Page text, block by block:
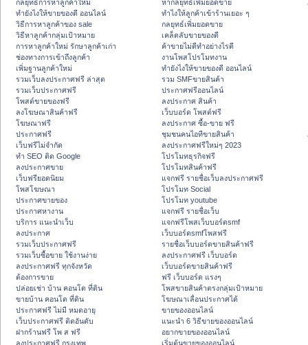
กลยุทธ์การหาลูกค้าใหม่
ทํายังไงให้ขายของดี ออนไลน์
วิธีการหาลูกค้าของ sale
วิธีหาลูกค้ากลุ่มเป้าหมาย
การหาลูกค้าใหม่ รักษาลูกค้าเก่า
ช่องทางการเข้าถึงลูกค้า
เพิ่มฐานลูกค้าใหม่
รวมเว็บลงประกาศฟรี ล่าสุด
รวมเว็บประกาศฟรี
โพสต์ขายของฟรี
ลงโฆษณาสินค้าฟรี
โฆษณาฟรี
ประกาศฟรี
เว็บฟรีไม่จำกัด
ทำ SEO ติด Google
ลงประกาศขาย
เว็บฟรียอดนิยม
โพสโฆษณา
ประกาศขายของ
ประกาศหางาน
บริการ แนะนำเว็บ
ลงประกาศ
รวมเว็บประกาศฟรี
รวมเว็บซื้อขาย ใช้งานง่าย
ลงประกาศฟรี ทุกจังหวัด
ต้องการขาย
ปล่อยเช่า บ้าน คอนโด ที่ดิน
ขายบ้าน คอนโด ที่ดิน
ประกาศฟรี ไม่มี หมดอายุ
เว็บประกาศฟรี ติดอันดับ
ฝากร้านฟรี โพ ส ฟรี
ลงประกาศฟรี กรุงเทพ
หากลยุทธ์เพิ่มยอดขาย
ทําไงให้ลูกค้าเข้าร้านเยอะ ๆ
กลยุทธ์เพิ่มยอดขาย
เคล็ดลับขายของดี
ค้าขายไม่ดีทำอย่างไรดี
งานโพสโปรโมทงาน
ทํายังไงให้ขายของดี ออนไลน์
รวม SMFขายสินค้า
ประกาศฟรีออนไลน์
ลงประกาศ สินค้า
เว็บบอร์ด โพสต์ฟรี
ลงประกาศ ซื้อ-ขาย ฟรี
ชุมชนคนไอทีขายสินค้า
ลงประกาศฟรีใหม่ๆ 2023
โปรโมทธุรกิจฟรี
โปรโมทสินค้าฟรี
แจกฟรี รายชื่อเว็บลงประกาศฟรี
โปรโมท Social
โปรโมท youtube
แจกฟรี รายชื่อเว็บ
แจกฟรีโพสเว็บบอร์ดsmf
เว็บบอร์ดsmfโพสฟรี
รายชื่อเว็บบอร์ดขายสินค้าฟรี
ลงประกาศฟรี เว็บบอร์ด
เว็บบอร์ดขายสินค้าฟรี
ฟรี เว็บบอร์ด แรงๆ
โพสขายสินค้าตรงกลุ่มเป้าหมาย
โฆษณาเลื่อนประกาศได้
ขายของออนไลน์
แนะนำ 6 วิธีขายของออนไลน์
อยากขายของออนไลน์
เริ่มต้นขายของออนไลน์